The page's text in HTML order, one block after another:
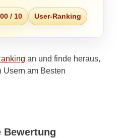
/ 10 User-Ranking
an und finde heraus,
Usern am Besten
Bewertung